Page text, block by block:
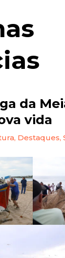
da
vida
, Destaques,